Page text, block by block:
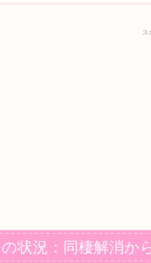
ス
状況：同棲解消か